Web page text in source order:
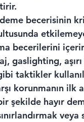
becerisinin
becerilerini
gaslighting,
taktikler
korunmanın ilk
bir şekilde hayır